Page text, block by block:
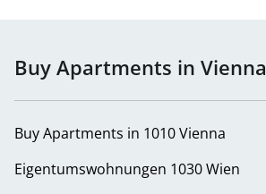
Buy Apartments in Vienna
Buy Apartments in 1010 Vienna
Eigentumswohnungen 1030 Wien